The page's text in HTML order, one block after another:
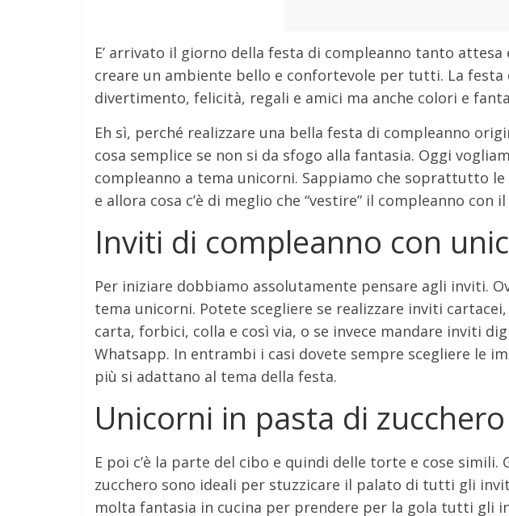
E’ arrivato il giorno della festa di compleanno tanto attesa
creare un ambiente bello e confortevole per tutti. La
divertimento, felicità, regali e amici ma anche colori e
Eh sì, perché realizzare una bella festa di compleanno
cosa semplice se non si da sfogo alla fantasia. Oggi
compleanno a tema unicorni. Sappiamo che soprattutto
e allora cosa c’è di meglio che “vestire” il compleanno con
Inviti di compleanno con
Per iniziare dobbiamo assolutamente pensare agli inviti.
tema unicorni. Potete scegliere se realizzare inviti
carta, forbici, colla e così via, o se invece mandare inviti
Whatsapp. In entrambi i casi dovete sempre scegliere le
più si adattano al tema della festa.
Unicorni in pasta di zucchero
E poi c’è la parte del cibo e quindi delle torte e cose simili.
zucchero sono ideali per stuzzicare il palato di tutti gli
molta fantasia in cucina per prendere per la gola tutti gli